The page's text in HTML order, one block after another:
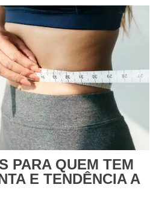
PARA QUEM TEM
E TENDÊNCIA A